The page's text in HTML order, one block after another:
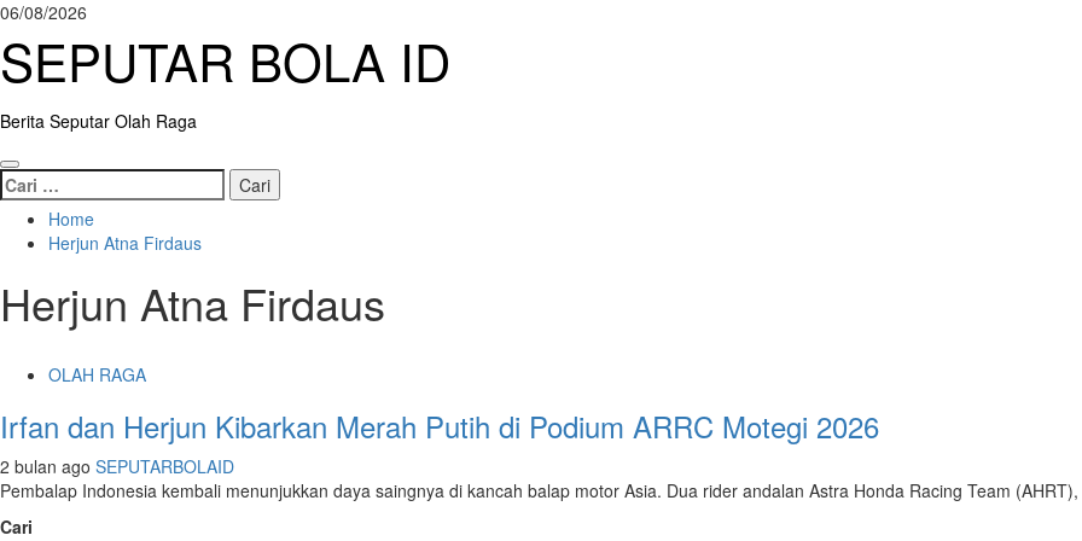
Skip
content
06/08/2026
SEPUTAR BOLA ID
Berita Seputar Olah Raga
Primary
Menu
Cari
untuk:
Home
Herjun Atna Firdaus
Herjun Atna Firdaus
OLAH RAGA
Irfan dan Herjun Kibarkan Merah Putih di Podium ARRC Motegi 2026
2 bulan ago SEPUTARBOLAID
Pembalap Indonesia kembali menunjukkan daya saingnya di kancah balap motor Asia. Dua rider andalan Astra Honda Racing Team
Cari